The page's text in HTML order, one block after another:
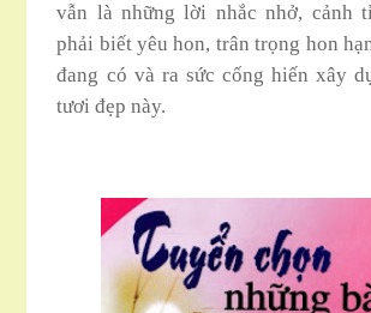
vẫn là những lời nhắc nhở, cảnh
phải biết yêu hon, trân trọng hon
đang có và ra sức cống hiến xây
tươi đẹp này.